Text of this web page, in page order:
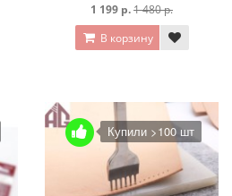
1 199 р.1 480 р.
В корзину
Купили >100 шт